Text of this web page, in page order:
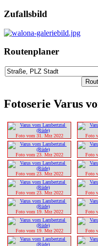
Zufallsbild
Routenplaner
Fotoserie Varus
Foto vom 31. Mrz 2022 Foto
Foto vom 23. Mrz 2022 Foto
Foto vom 23. Mrz 2022 Foto
Foto vom 23. Mrz 2022 Foto
Foto vom 19. Mrz 2022 Foto
Foto vom 19. Mrz 2022 Foto